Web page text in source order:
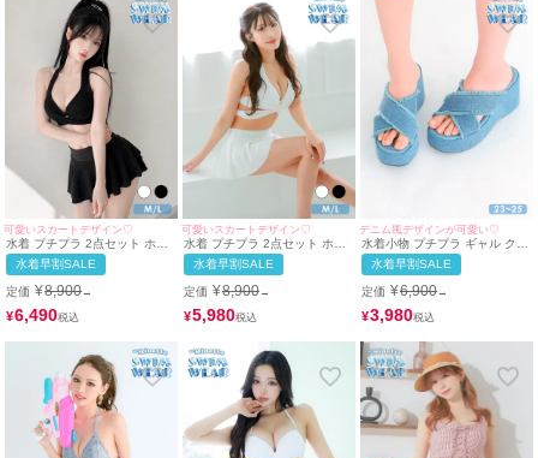
可愛いスカートデザイン♡
水着 プチプラ 2点セット ホル
ターネック 体型カバー ハイウ
エスト フリル 脚カバー シンプ
ル リボン スカートタイプ 黒
ブラック ビキニ (M~Lサイズ対
応) | myMinette/マイミネット
水着早割SALE
定価 ¥8,900→
¥6,490
可愛いスカートデザイン♡
水着 プチプラ 2点セット ホル
ターネック 体型カバー ハイウ
エスト フリル 脚カバー シンプ
ル リボン スカートタイプ 白
ホワイト ビキニ (ちぴたん着
用/M~Lサイズ対応) |
myMinette/マイミネット
水着早割SALE
定価 ¥8,900→
¥5,980
デニム風デザインが可愛い♡
水着小物 プチプラ ギャル クロ
スデザイン フリンジデニム 青
ブルー 厚底 サンダル (約
23cm~約25cm対応 |
myMinette/マイミネット)
水着早割SALE
定価 ¥6,900→
¥3,980